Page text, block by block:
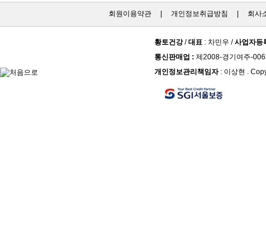
회원이용약관| 개인정보취급방침 회사
황토건강/대표 : 차민우 /사업자등
통신판매업 : 제2008-경기여주-
개인정보관리책임자: 이상현 .